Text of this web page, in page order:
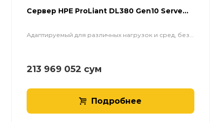
Cервер HPE ProLiant DL380 Gen10 Serve...
Адаптируемый для различных нагрузок и сред, без...
213 969 052 сум
Подробнее